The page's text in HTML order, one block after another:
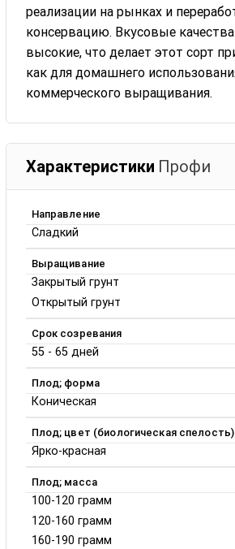
реализации на рынках и
консервацию. Вкусовые
высокие, что делает этот сорт
как для домашнего
коммерческого выращивания.
Характеристики Профи
Направление
Сладкий
Выращивание
Закрытый грунт
Открытый грунт
Срок созревания
55 - 65 дней
Плод; форма
Коническая
Плод; цвет (биологическая спелость)
Ярко-красная
Плод; масса
100-120 грамм
120-160 грамм
160-190 грамм